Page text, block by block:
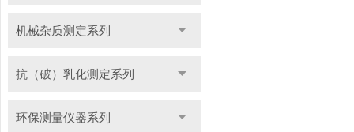
机械杂质测定系列
抗（破）乳化测定系列
环保测量仪器系列